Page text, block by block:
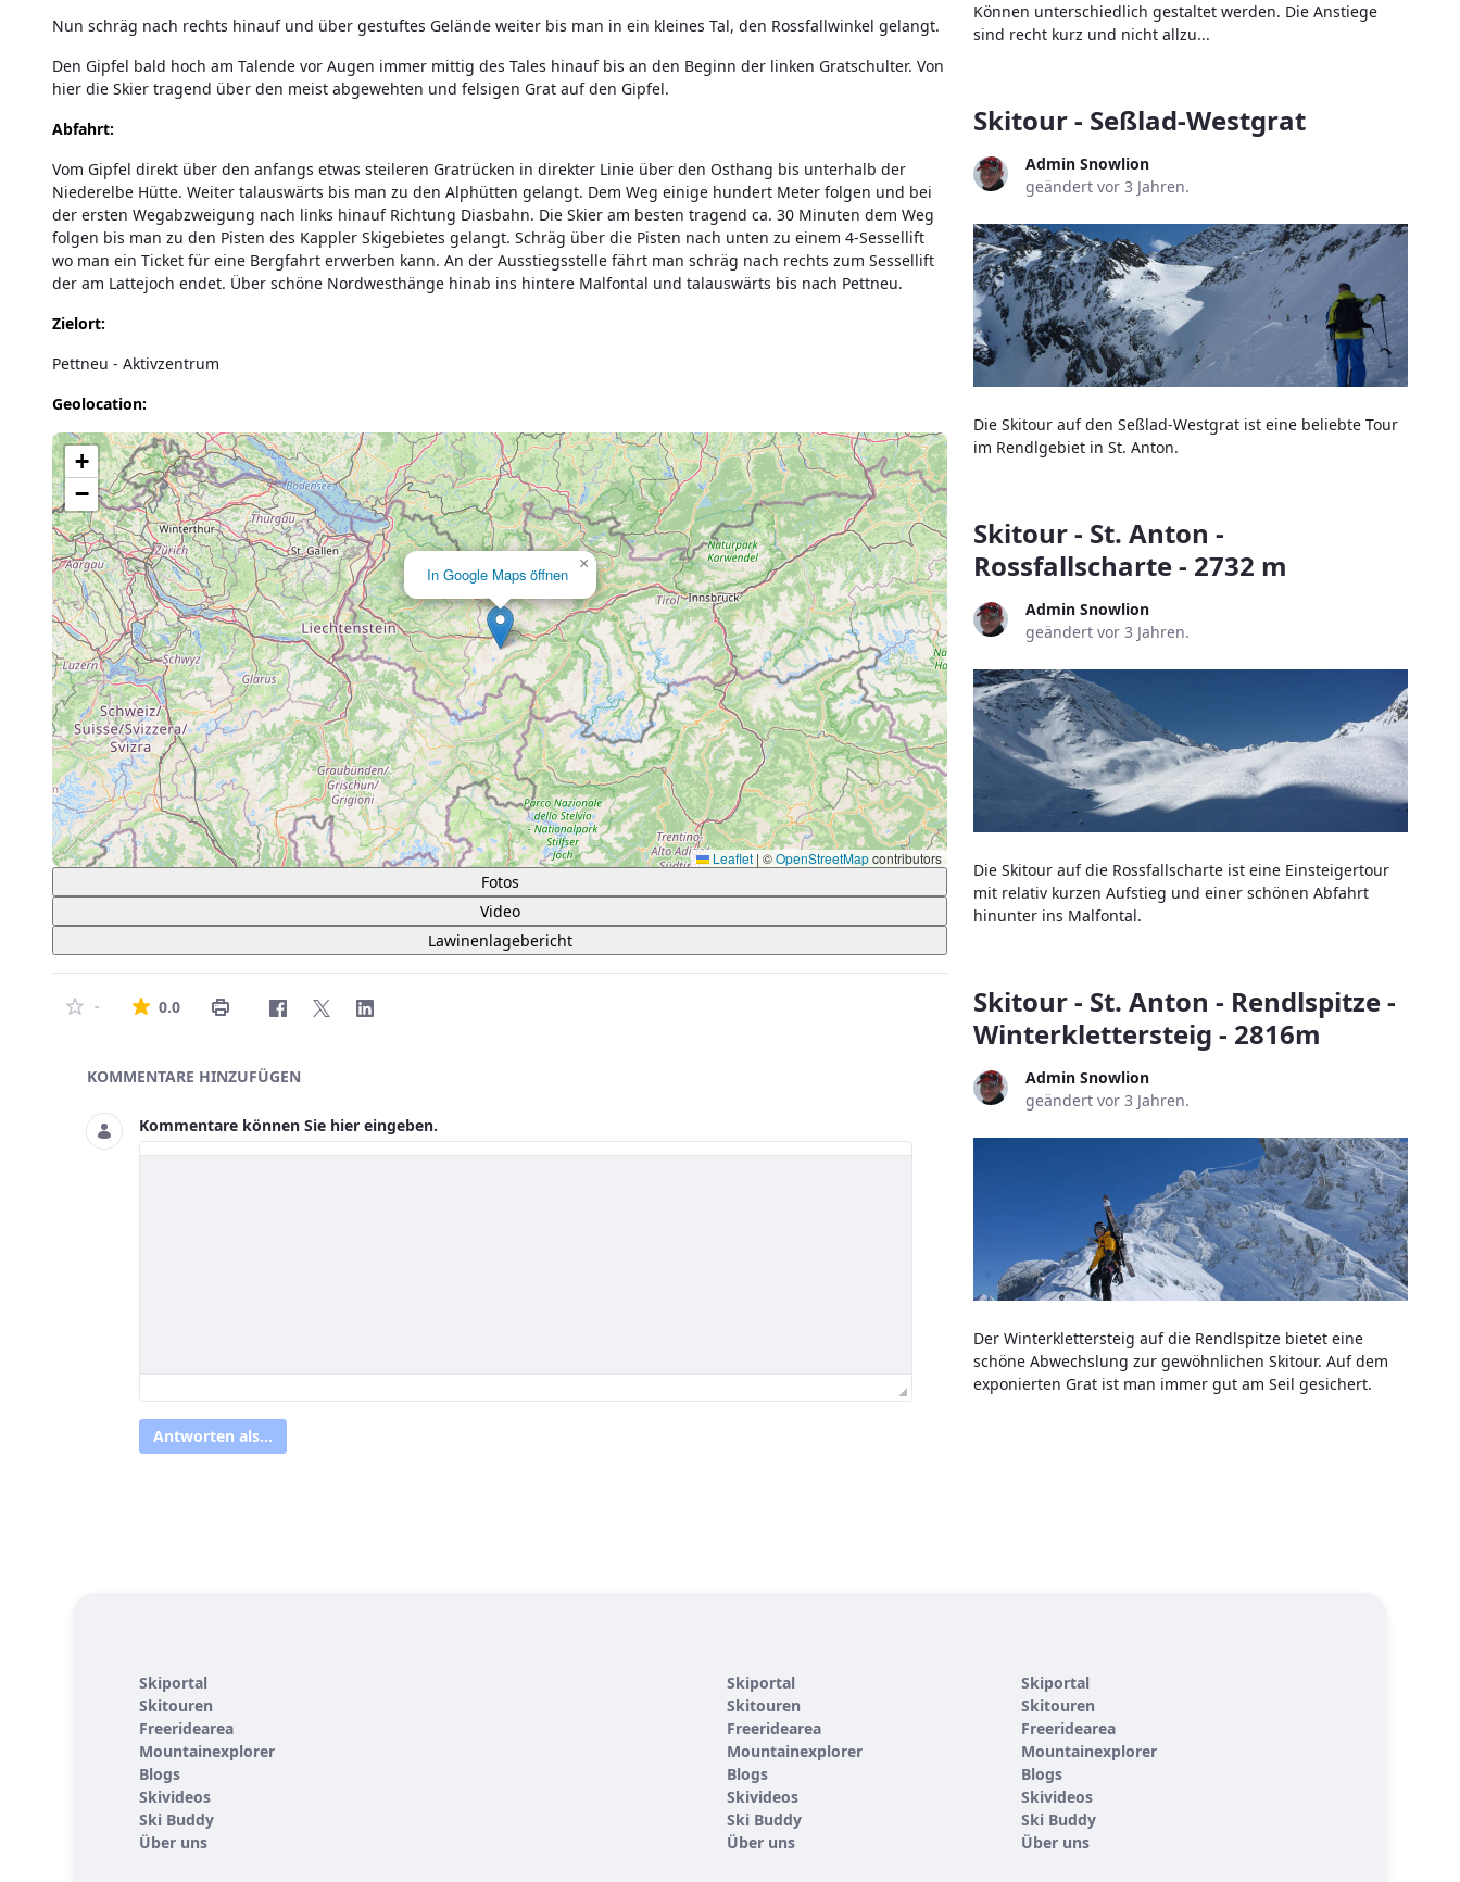
Nun schräg nach rechts hinauf und über gestuftes Gelände weiter bis man in ein kleines Tal, den Rossfallwinkel gelangt.
Den Gipfel bald hoch am Talende vor Augen immer mittig des Tales hinauf bis an den Beginn der linken Gratschulter. Von
hier die Skier tragend über den meist abgewehten und felsigen Grat auf den Gipfel.
Abfahrt:
Vom Gipfel direkt über den anfangs etwas steileren Gratrücken in direkter Linie über den Osthang bis unterhalb der
Niederelbe Hütte. Weiter talauswärts bis man zu den Alphütten gelangt. Dem Weg einige hundert Meter folgen und bei
der ersten Wegabzweigung nach links hinauf Richtung Diasbahn. Die Skier am besten tragend ca. 30 Minuten dem Weg
folgen bis man zu den Pisten des Kappler Skigebietes gelangt. Schräg über die Pisten nach unten zu einem 4-Sessellift
wo man ein Ticket für eine Bergfahrt erwerben kann. An der Ausstiegsstelle fährt man schräg nach rechts zum Sessellift
der am Lattejoch endet. Über schöne Nordwesthänge hinab ins hintere Malfontal und talauswärts bis nach Pettneu.
Zielort:
Pettneu - Aktivzentrum
Geolocation:
Lade Karte...
In Google Maps öffnen
×
+
−
Leaflet | ©OpenStreetMapcontributors
Fotos
Video
Lawinenlagebericht
- 0.0Die durchschnittliche Bewertung ist 0 von 5 Sternen.
Asset-Herausgeber
KOMMENTARE HINZUFÜGEN
Kommentare können Sie hier eingeben.
Antworten als...
Können unterschiedlich gestaltet werden. Die Anstiege
sind recht kurz und nicht allzu...
Skitour - Seßlad-Westgrat
Admin Snowlion
geändert vor 3 Jahren.
Die Skitour auf den Seßlad-Westgrat ist eine beliebte Tour
im Rendlgebiet in St. Anton.
Skitour - St. Anton -
Rossfallscharte - 2732 m
Admin Snowlion
geändert vor 3 Jahren.
Die Skitour auf die Rossfallscharte ist eine Einsteigertour
mit relativ kurzen Aufstieg und einer schönen Abfahrt
hinunter ins Malfontal.
Skitour - St. Anton - Rendlspitze -
Winterklettersteig - 2816m
Admin Snowlion
geändert vor 3 Jahren.
Der Winterklettersteig auf die Rendlspitze bietet eine
schöne Abwechslung zur gewöhnlichen Skitour. Auf dem
exponierten Grat ist man immer gut am Seil gesichert.
Skiportal
Skitouren
Freeridearea
Mountainexplorer
Blogs
Skivideos
Ski Buddy
Über uns
Skiportal
Skitouren
Freeridearea
Mountainexplorer
Blogs
Skivideos
Ski Buddy
Über uns
Skiportal
Skitouren
Freeridearea
Mountainexplorer
Blogs
Skivideos
Ski Buddy
Über uns